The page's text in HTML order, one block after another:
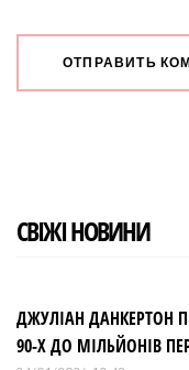
СВІЖІ НОВИНИ
ДЖУЛІАН ДАНКЕРТОН
90-Х ДО МІЛЬЙОНІВ